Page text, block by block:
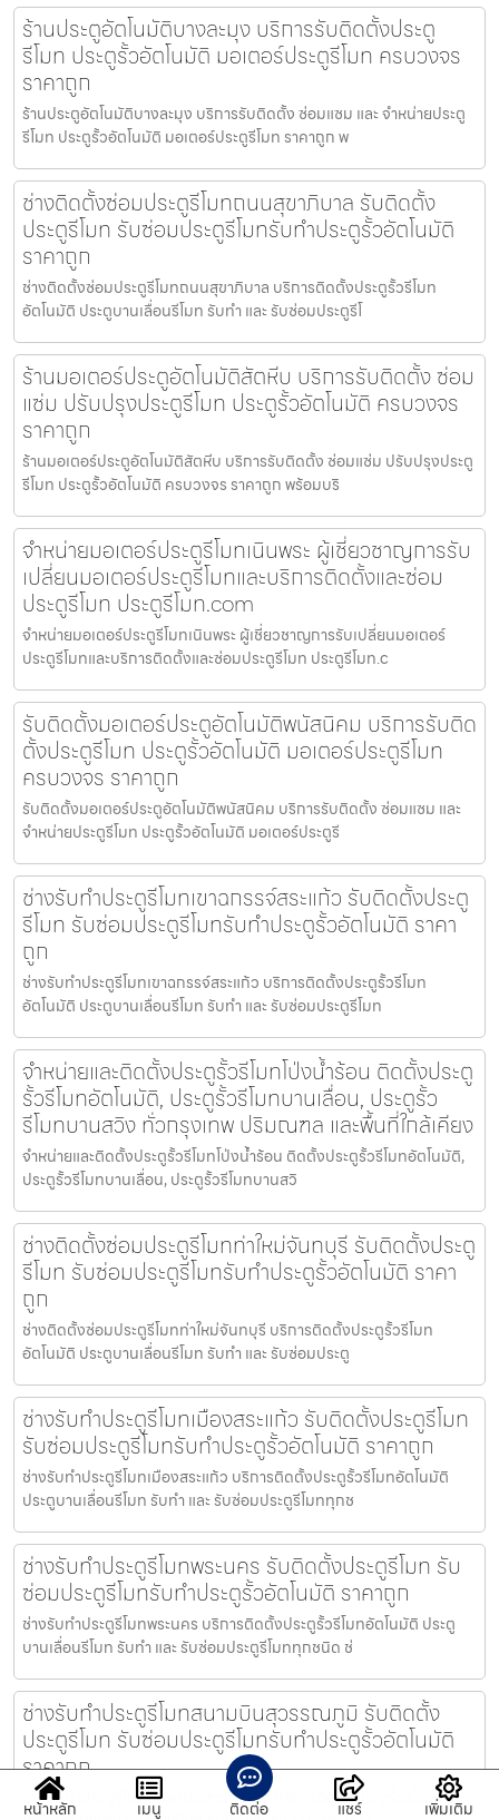
ร้านประตูอัตโนมัติบางละมุง บริการรับติดตั้งประตู
รีโมท ประตูรั้วอัตโนมัติ มอเตอร์ประตูรีโมท ครบวงจร
ราคาถูก
ร้านประตูอัตโนมัติบางละมุง บริการรับติดตั้ง ซ่อมแซม และ จำหน่ายประตู
รีโมท ประตูรั้วอัตโนมัติ มอเตอร์ประตูรีโมท ราคาถูก พ
ช่างติดตั้งซ่อมประตูรีโมทถนนสุขาภิบาล รับติดตั้ง
ประตูรีโมท รับซ่อมประตูรีโมทรับทำประตูรั้วอัตโนมัติ
ราคาถูก
ช่างติดตั้งซ่อมประตูรีโมทถนนสุขาภิบาล บริการติดตั้งประตูรั้วรีโมท
อัตโนมัติ ประตูบานเลื่อนรีโมท รับทำ และ รับซ่อมประตูรีโ
ร้านมอเตอร์ประตูอัตโนมัติสัตหีบ บริการรับติดตั้ง ซ่อม
แซ่ม ปรับปรุงประตูรีโมท ประตูรั้วอัตโนมัติ ครบวงจร
ราคาถูก
ร้านมอเตอร์ประตูอัตโนมัติสัตหีบ บริการรับติดตั้ง ซ่อมแซ่ม ปรับปรุงประตู
รีโมท ประตูรั้วอัตโนมัติ ครบวงจร ราคาถูก พร้อมบริ
จำหน่ายมอเตอร์ประตูรีโมทเนินพระ ผู้เชี่ยวชาญการรับ
เปลี่ยนมอเตอร์ประตูรีโมทและบริการติดตั้งและซ่อม
ประตูรีโมท ประตูรีโมท.com
จำหน่ายมอเตอร์ประตูรีโมทเนินพระ ผู้เชี่ยวชาญการรับเปลี่ยนมอเตอร์
ประตูรีโมทและบริการติดตั้งและซ่อมประตูรีโมท ประตูรีโมท.c
รับติดตั้งมอเตอร์ประตูอัตโนมัติพนัสนิคม บริการรับติด
ตั้งประตูรีโมท ประตูรั้วอัตโนมัติ มอเตอร์ประตูรีโมท
ครบวงจร ราคาถูก
รับติดตั้งมอเตอร์ประตูอัตโนมัติพนัสนิคม บริการรับติดตั้ง ซ่อมแซม และ
จำหน่ายประตูรีโมท ประตูรั้วอัตโนมัติ มอเตอร์ประตูรี
ช่างรับทำประตูรีโมทเขาฉกรรจ์สระแก้ว รับติดตั้งประตู
รีโมท รับซ่อมประตูรีโมทรับทำประตูรั้วอัตโนมัติ ราคา
ถูก
ช่างรับทำประตูรีโมทเขาฉกรรจ์สระแก้ว บริการติดตั้งประตูรั้วรีโมท
อัตโนมัติ ประตูบานเลื่อนรีโมท รับทำ และ รับซ่อมประตูรีโมท
จำหน่ายและติดตั้งประตูรั้วรีโมทโป่งน้ำร้อน ติดตั้งประตู
รั้วรีโมทอัตโนมัติ, ประตูรั้วรีโมทบานเลื่อน, ประตูรั้ว
รีโมทบานสวิง ทั่วกรุงเทพ ปริมณฑล และพื้นที่ใกล้เคียง
จำหน่ายและติดตั้งประตูรั้วรีโมทโป่งน้ำร้อน ติดตั้งประตูรั้วรีโมทอัตโนมัติ,
ประตูรั้วรีโมทบานเลื่อน, ประตูรั้วรีโมทบานสวิ
ช่างติดตั้งซ่อมประตูรีโมทท่าใหม่จันทบุรี รับติดตั้งประตู
รีโมท รับซ่อมประตูรีโมทรับทำประตูรั้วอัตโนมัติ ราคา
ถูก
ช่างติดตั้งซ่อมประตูรีโมทท่าใหม่จันทบุรี บริการติดตั้งประตูรั้วรีโมท
อัตโนมัติ ประตูบานเลื่อนรีโมท รับทำ และ รับซ่อมประตู
ช่างรับทำประตูรีโมทเมืองสระแก้ว รับติดตั้งประตูรีโมท
รับซ่อมประตูรีโมทรับทำประตูรั้วอัตโนมัติ ราคาถูก
ช่างรับทำประตูรีโมทเมืองสระแก้ว บริการติดตั้งประตูรั้วรีโมทอัตโนมัติ
ประตูบานเลื่อนรีโมท รับทำ และ รับซ่อมประตูรีโมททุกช
ช่างรับทำประตูรีโมทพระนคร รับติดตั้งประตูรีโมท รับ
ซ่อมประตูรีโมทรับทำประตูรั้วอัตโนมัติ ราคาถูก
ช่างรับทำประตูรีโมทพระนคร บริการติดตั้งประตูรั้วรีโมทอัตโนมัติ ประตู
บานเลื่อนรีโมท รับทำ และ รับซ่อมประตูรีโมททุกชนิด ช่
ช่างรับทำประตูรีโมทสนามบินสุวรรณภูมิ รับติดตั้ง
ประตูรีโมท รับซ่อมประตูรีโมทรับทำประตูรั้วอัตโนมัติ
ราคาถูก
ช่างรับทำประตูรีโมทสนามบินสุวรรณภูมิ บริการติดตั้งประตูรั้วรีโมท
หน้าหลัก เมนู ติดต่อ แชร์ เพิ่มเติม